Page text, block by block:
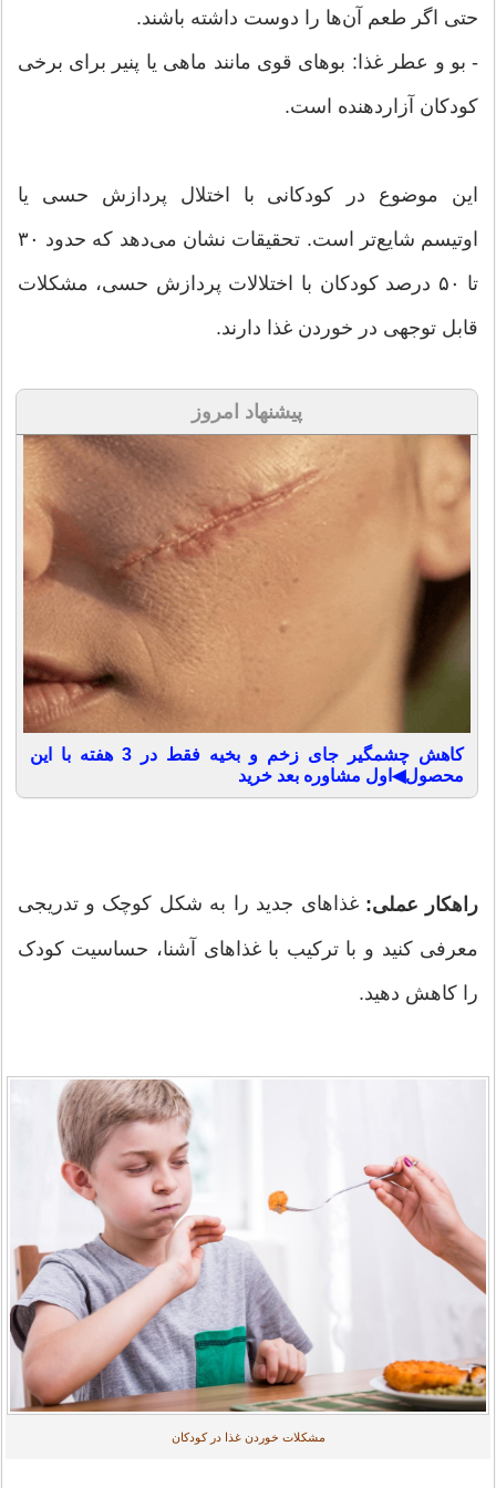
حتی اگر طعم آن‌ها را دوست داشته باشند.
- بو و عطر غذا: بوهای قوی مانند ماهی یا پنیر برای برخی
کودکان آزاردهنده است.
این موضوع در کودکانی با اختلال پردازش حسی یا
اوتیسم شایع‌تر است. تحقیقات نشان می‌دهد که حدود ۳۰
تا ۵۰ درصد کودکان با اختلالات پردازش حسی، مشکلات
قابل توجهی در خوردن غذا دارند.
پیشنهاد امروز
کاهش چشمگیر جای زخم و بخیه فقط در 3 هفته با این
محصول◀اول مشاوره بعد خرید
راهکار عملی: غذاهای جدید را به شکل کوچک و تدریجی
معرفی کنید و با ترکیب با غذاهای آشنا، حساسیت کودک
را کاهش دهید.
مشکلات خوردن غذا در کودکان